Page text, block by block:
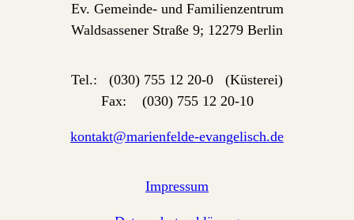
Ev. Gemeinde- und Familienzentrum
Waldsassener Straße 9; 12279 Berlin
Tel.: (030) 755 12 20-0 (Küsterei)
Fax: (030) 755 12 20-10
kontakt@marienfelde-evangelisch.de
Impressum